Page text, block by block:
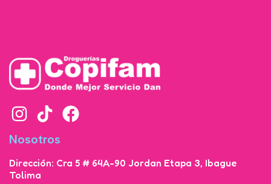
Nosotros
Dirección: Cra 5 # 64A-90 Jordan Etapa 3, Ibague
Tolima